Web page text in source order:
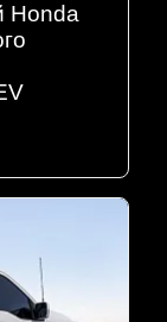
Honda